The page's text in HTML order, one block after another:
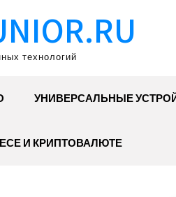
технологий
УНИВЕРСАЛЬНЫЕ
И КРИПТОВАЛЮТЕ